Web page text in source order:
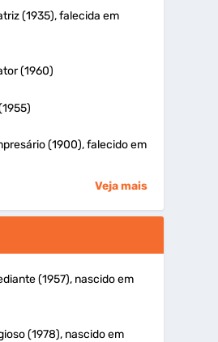
(1935), falecida em
(1960)
(1900), falecido em
Veja mais
(1957), nascido em
(1978), nascido em